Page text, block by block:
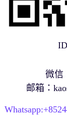
微信
邮箱：
Whatsapp:+